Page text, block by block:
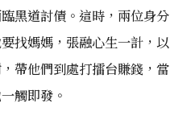
黑道討債。這時，兩位身分
找媽媽，張融心生一計，以
帶他們到處打擂台賺錢，當
觸即發。